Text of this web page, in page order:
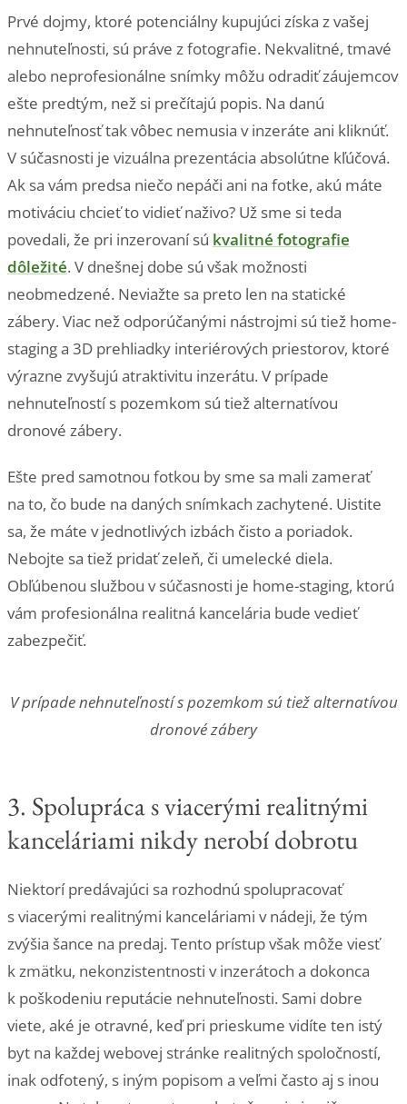
Prvé dojmy, ktoré potenciálny kupujúci získa z vašej
nehnuteľnosti, sú práve z fotografie. Nekvalitné, tmavé
alebo neprofesionálne snímky môžu odradiť záujemcov
ešte predtým, než si prečítajú popis. Na danú
nehnuteľnosť tak vôbec nemusia v inzeráte ani kliknúť.
V súčasnosti je vizuálna prezentácia absolútne kľúčová.
Ak sa vám predsa niečo nepáči ani na fotke, akú máte
motiváciu chcieť to vidieť naživo? Už sme si teda
povedali, že pri inzerovaní sú kvalitné fotografie
dôležité. V dnešnej dobe sú však možnosti
neobmedzené. Neviažte sa preto len na statické
zábery. Viac než odporúčanými nástrojmi sú tiež home-
staging a 3D prehliadky interiérových priestorov, ktoré
výrazne zvyšujú atraktivitu inzerátu. V prípade
nehnuteľností s pozemkom sú tiež alternatívou
dronové zábery.
Ešte pred samotnou fotkou by sme sa mali zamerať
na to, čo bude na daných snímkach zachytené. Uistite
sa, že máte v jednotlivých izbách čisto a poriadok.
Nebojte sa tiež pridať zeleň, či umelecké diela.
Obľúbenou službou v súčasnosti je home-staging, ktorú
vám profesionálna realitná kancelária bude vedieť
zabezpečiť.
V prípade nehnuteľností s pozemkom sú tiež alternatívou
dronové zábery
3. Spolupráca s viacerými realitnými
kanceláriami nikdy nerobí dobrotu
Niektorí predávajúci sa rozhodnú spolupracovať
s viacerými realitnými kanceláriami v nádeji, že tým
zvýšia šance na predaj. Tento prístup však môže viesť
k zmätku, nekonzistentnosti v inzerátoch a dokonca
k poškodeniu reputácie nehnuteľnosti. Sami dobre
viete, aké je otravné, keď pri prieskume vidíte ten istý
byt na každej webovej stránke realitných spoločností,
inak odfotený, s iným popisom a veľmi často aj s inou